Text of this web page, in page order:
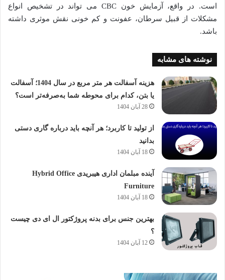
است. در واقع، آزمایش خون CBC می تواند در تشخیص انواع
مشکلات از قبیل سرطان، عفونت و کم خونی نقش موثری داشته
باشد.
نوشته های مشابه
هزینه آسفالت هر متر مربع در سال 1404؛ آسفالت
یا بتن، کدام برای محوطه شما به‌صرفه‌تر است؟
28 آبان 1404
از تولید تا کاربرد؛ هر آنچه باید درباره گاری دستی
بدانید
18 آبان 1404
آینده مبلمان اداری هیبریدی Hybrid Office
Furniture
18 آبان 1404
بهترین جنس برای بدنه پروژکتور ال ای دی چیست
؟
12 آبان 1404